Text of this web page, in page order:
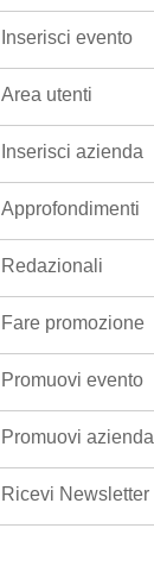
Inserisci evento
Area utenti
Inserisci azienda
Approfondimenti
Redazionali
Fare promozione
Promuovi evento
Promuovi azienda
Ricevi Newsletter